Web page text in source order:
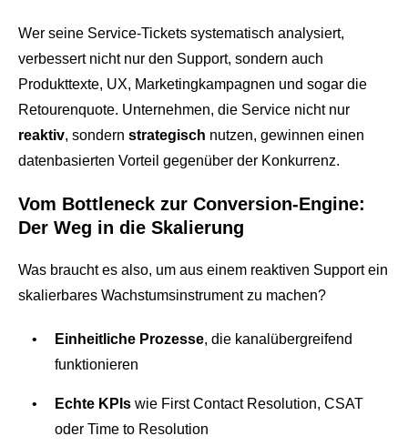
Wer seine Service-Tickets systematisch analysiert,
verbessert nicht nur den Support, sondern auch
Produkttexte, UX, Marketingkampagnen und sogar die
Retourenquote. Unternehmen, die Service nicht nur
reaktiv, sondern strategisch nutzen, gewinnen einen
datenbasierten Vorteil gegenüber der Konkurrenz.
Vom Bottleneck zur Conversion-Engine:
Der Weg in die Skalierung
Was braucht es also, um aus einem reaktiven Support ein
skalierbares Wachstumsinstrument zu machen?
Einheitliche Prozesse, die kanalübergreifend
funktionieren
Echte KPIs wie First Contact Resolution, CSAT
oder Time to Resolution